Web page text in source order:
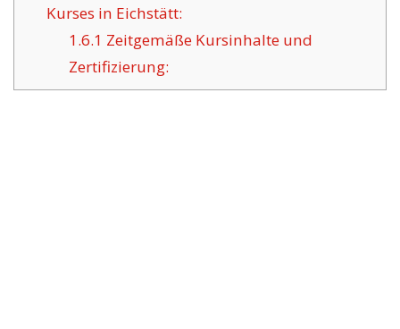
Kurses in Eichstätt:
1.6.1 Zeitgemäße Kursinhalte und
Zertifizierung: